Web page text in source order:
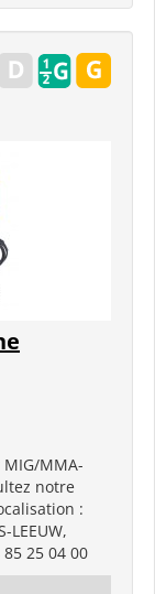
MMA-
notre
:
LEEUW,
85 25 04 00